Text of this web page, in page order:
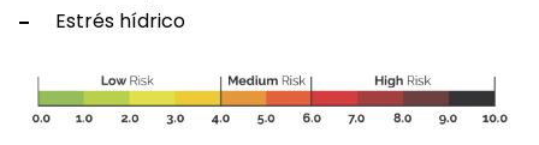
Estrés hídrico